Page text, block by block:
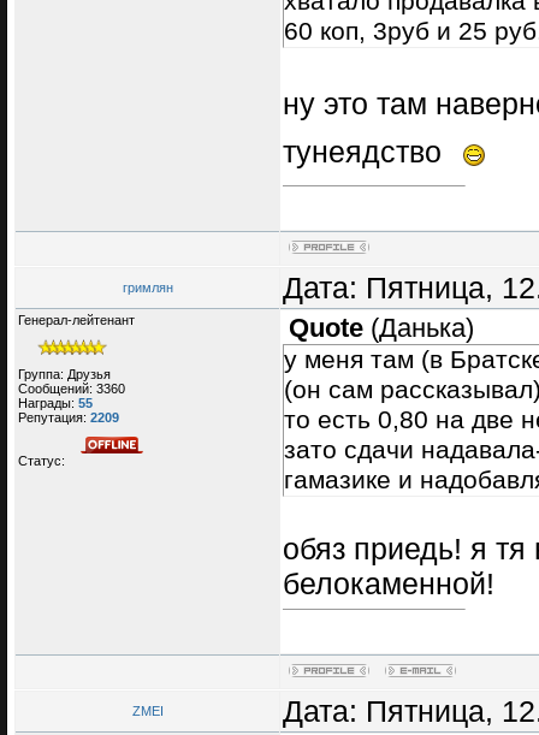
60 коп, 3руб и 25
ну это там
тунеядство
гримлян Дата: Пятница,
Генерал-лейтенант
Группа: Друзья
Сообщений: 3360
Награды: 55
Репутация: 2209
Статус:
Quote (Данька)
у меня там (в
(он сам
то есть 0,80 на две
зато сдачи
гамазике и
обяз приедь! я тя
белокаменной!
ZMEI Дата: Пятница,